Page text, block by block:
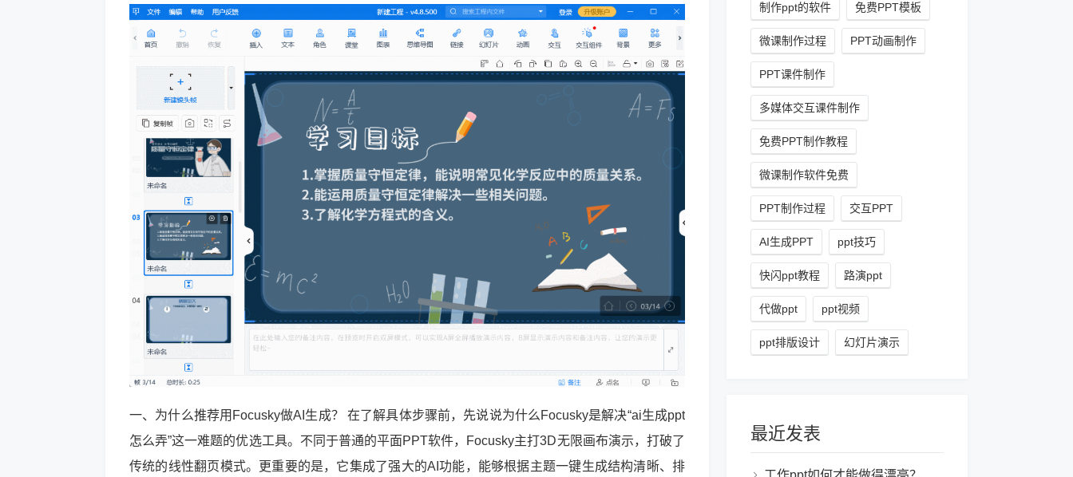
一、为什么推荐用Focusky做AI生成？ 在了解具体步骤前，先说说为什么Focusky是解决“ai生成ppt
怎么弄”这一难题的优选工具。不同于普通的平面PPT软件，Focusky主打3D无限画布演示，打破了
传统的线性翻页模式。更重要的是，它集成了强大的AI功能，能够根据主题一键生成结构清晰、排
制作ppt的软件 免费PPT模板
微课制作过程 PPT动画制作
PPT课件制作
多媒体交互课件制作
免费PPT制作教程
微课制作软件免费
PPT制作过程 交互PPT
AI生成PPT ppt技巧
快闪ppt教程 路演ppt
代做ppt ppt视频
ppt排版设计 幻灯片演示
最近发表